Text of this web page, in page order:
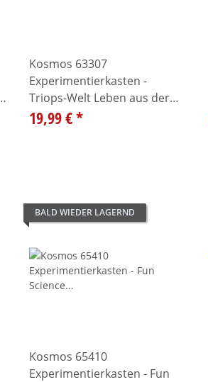
Kosmos 63307
Experimentierkasten -
Triops-Welt Leben aus der
Urzeit
19,99 €*
BALD WIEDER LAGERND
Kosmos 65410
Experimentierkasten - Fun